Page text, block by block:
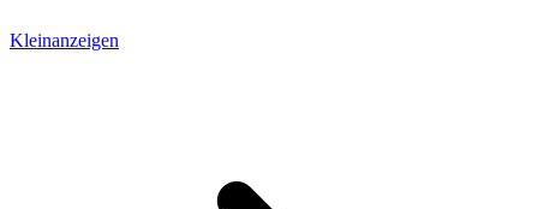
Kleinanzeigen